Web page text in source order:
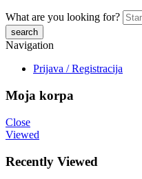
What are you looking for?
Navigation
Prijava / Registracija
Moja korpa
Close
Viewed
Recently Viewed